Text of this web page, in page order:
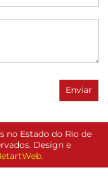
no Estado do Rio de
Design e
.